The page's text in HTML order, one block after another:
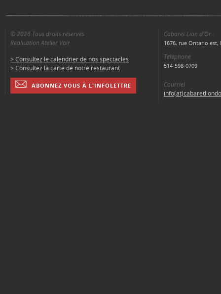
© 2026 Tous droits réservés
Réalisation Atelier Voir
> Consultez le calendrier de nos spectacles
> Consultez la carte de notre restaurant
ABONNEZ VOUS À L'INFOLETTRE
Cabaret Lion d'Or :
1676, rue Ontario est,
Téléphone
514-598-0709
Courriel